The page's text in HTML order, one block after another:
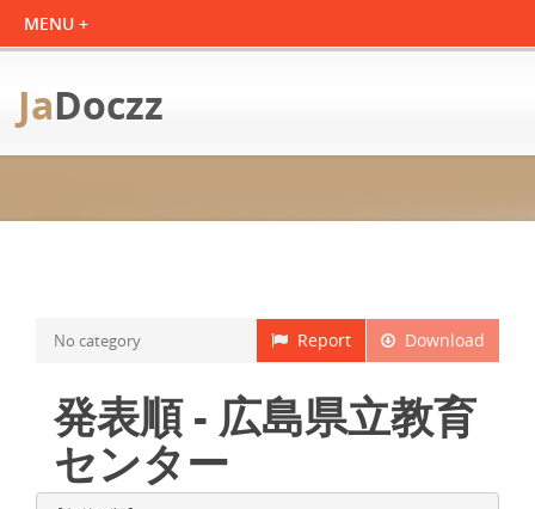
JaDoczz
Download
Report
No category
発表順 - 広島県立教育
センター